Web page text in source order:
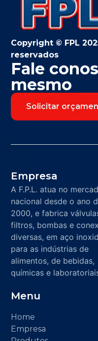
Copyright © FPL
reservados
Fale
mesmo
Solicitar
Empresa
A F.P.L. atua no
nacional desde o ano
2000, e fabrica
filtros, bombas e
diversas, em aço
para as indústrias de
alimentos, de bebidas,
químicas e
Menu
Home
Empresa